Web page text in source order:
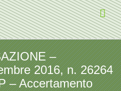
–
2016, n. 26264
– Accertamento